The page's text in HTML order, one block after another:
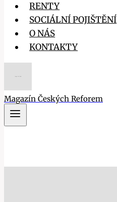
RENTY
SOCIÁLNÍ POJIŠTĚNÍ
O NÁS
KONTAKTY
Magazín Českých Reforem